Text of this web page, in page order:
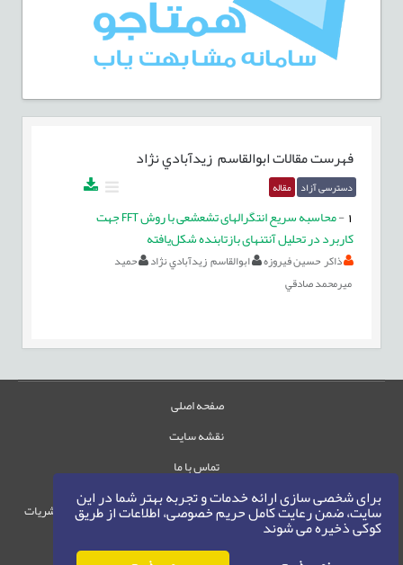
برای شخصی سازی ارائه خدمات و تجربه بهتر شما در این
سایت، ضمن رعایت کامل حریم خصوصی، اطلاعات از طریق
کوکی ذخیره می شوند
فهرست مقالاتابوالقاسم زيدآبادي نژاد
دسترسی آزاد مقاله
-
محاسبه سريع انتگرالهای تشعشعی با روش FFT جهت
کاربرد در تحليل آنتنهای بازتابنده شکل‌يافته
ذاكر حسين فيروزه ابوالقاسم زيدآبادي نژاد
حميد
ميرمحمد صادقي
صفحه اصلی
نقشه سایت
تماس با ما
حقوق این وب‌سایت متعلق به سامانه مدیریت نشریات
حق نشر©
1405-1396